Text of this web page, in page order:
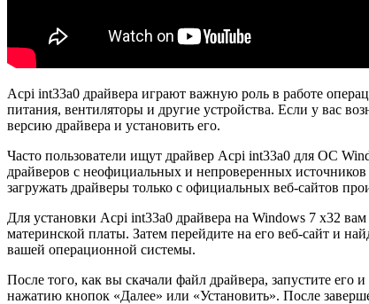
Acpi int33a0 драйвера играют важную роль в работе
питания, вентиляторы и другие устройства. Если у вас
версию драйвера и установить его.
Часто пользователи ищут драйвер Acpi int33a0 для ОС
драйверов с неофициальных и непроверенных
загружать драйверы только с официальных веб-сайтов
Для установки Acpi int33a0 драйвера на Windows 7 x32
материнской платы. Затем перейдите на его веб-сайт и
вашей операционной системы.
После того, как вы скачали файл драйвера, запустите его
нажатию кнопок «Далее» или «Установить». После